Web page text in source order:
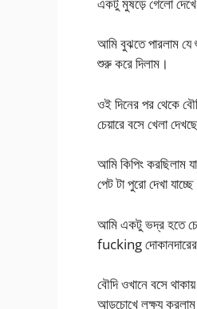
আমি বুঝতে পারলাম যে
শুরু করে দিলাম।
ওই দিনের পর থেকে
চেয়ারে বসে খেলা
আমি কিপিং করছিলাম
পেট টা পুরো দেখা
আমি একটু ভদ্র হতে
fucking দোকানদারের
বৌদি ওখানে বসে
আড়চোখে লক্ষ্য করলাম